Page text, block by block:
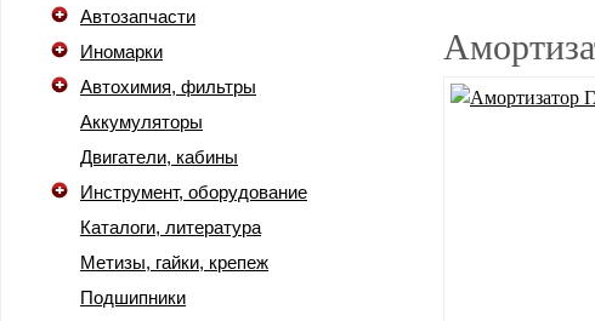
Автозапчасти
Иномарки
Автохимия, фильтры
Аккумуляторы
Двигатели, кабины
Инструмент, оборудование
Каталоги, литература
Метизы, гайки, крепеж
Подшипники